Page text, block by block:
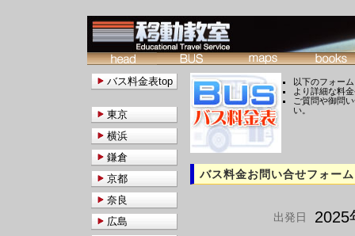
以下のフォー
より詳細な料
ご質問や御問
い。
バス料金お問い合せフォーム
出発日 2025
バス料金表top
東京
横浜
鎌倉
京都
奈良
広島